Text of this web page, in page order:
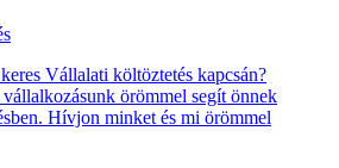
Vállalati költöztetés kapcsán?
örömmel segít önnek
Hívjon minket és mi örömmel